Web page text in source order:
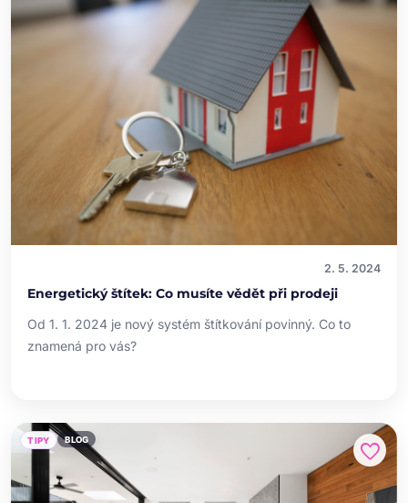
2. 5. 2024
Energetický štítek: Co musíte vědět při prodeji
Od 1. 1. 2024 je nový systém štítkování povinný. Co to
znamená pro vás?
TIPY BLOG favorite